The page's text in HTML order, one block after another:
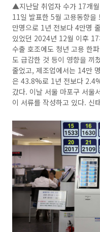
▲지난달 취업자 수가 17개
11일 발표한 5월 고용동향
만명으로 1년 전보다 4만명
있었던 2024년 12월 이후
수출 호조에도 청년 고용 한
도 급감한 것 등이 영향을 끼
줄었고, 제조업에서는 14만
은 43.8%로 1년 전보다
갔다. 이날 서울 마포구 서울
이 서류를 작성하고 있다.